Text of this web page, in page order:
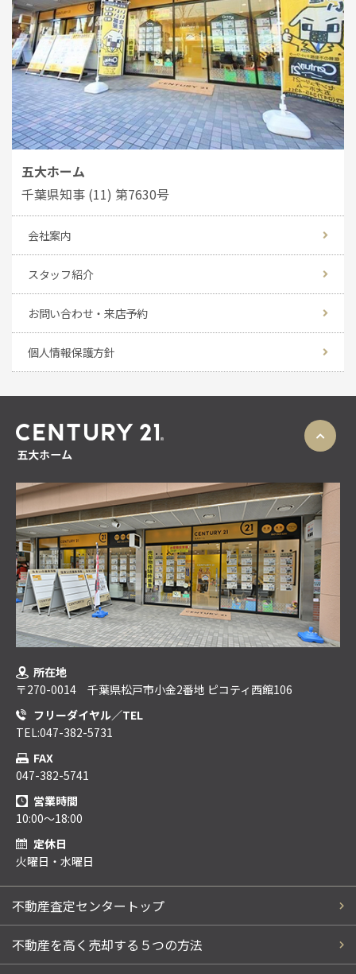
五大ホーム
千葉県知事 (11) 第7630号
会社案内
スタッフ紹介
お問い合わせ・来店予約
個人情報保護方針
所在地
〒270-0014 千葉県松戸市小金2番地 ピコティ西館106
フリーダイヤル／TEL
TEL:047-382-5731
FAX
047-382-5741
営業時間
10:00～18:00
定休日
火曜日・水曜日
不動産査定センタートップ
不動産を高く売却する５つの方法